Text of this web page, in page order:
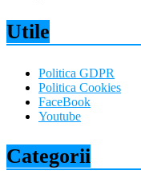
Utile
Politica GDPR
Politica Cookies
FaceBook
Youtube
Categorii